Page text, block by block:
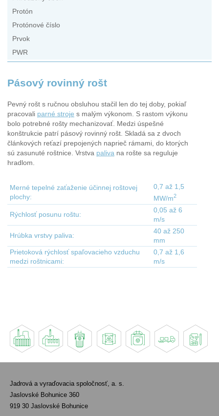
Protón
Protónové číslo
Prvok
PWR
Pásový rovinný rošt
Pevný rošt s ručnou obsluhou stačil len do tej doby, pokiaľ
pracovali parné stroje s malým výkonom. S rastom výkonu
bolo potrebné rošty mechanizovať. Medzi úspešné
konštrukcie patrí pásový rovinný rošt. Skladá sa z dvoch
článkových reťazí prepojených naprieč rámami, do ktorých
sú zasunuté roštnice. Vrstva paliva na rošte sa reguluje
hradlom.
Merné tepelné zaťaženie účinnej roštovej
plochy:
0,7 až 1,5
MW/m2
Rýchlosť posunu roštu:
0,05 až 6
m/s
Hrúbka vrstvy paliva:
40 až 250
mm
Prietoková rýchlosť spaľovacieho vzduchu
medzi roštnicami:
0,7 až 1,6
m/s
Jadrová a vyraďovacia spoločnosť, a. s.
Jaslovské Bohunice 360
919 30 Jaslovské Bohunice